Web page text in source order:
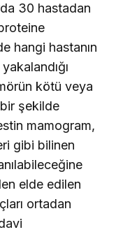
30 hastadan
hangi hastanın
kötü veya
şekilde
mamogram,
gibi bilinen
elde edilen
ortadan